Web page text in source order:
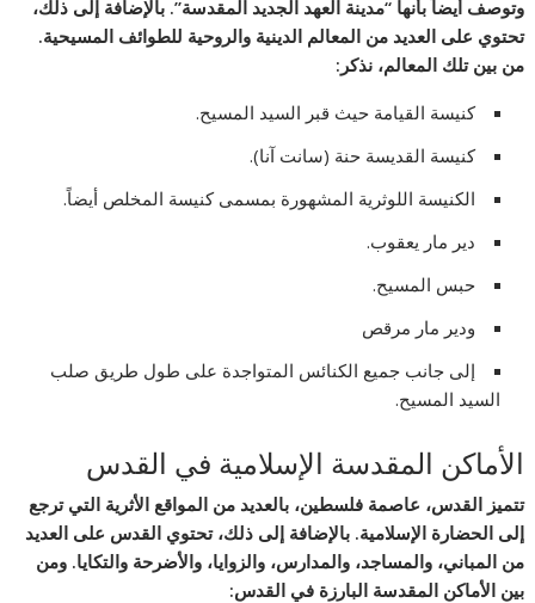
وتوصف أيضاً بأنها “مدينة العهد الجديد المقدسة”. بالإضافة إلى ذلك،
تحتوي على العديد من المعالم الدينية والروحية للطوائف المسيحية.
من بين تلك المعالم، نذكر:
كنيسة القيامة حيث قبر السيد المسيح.
كنيسة القديسة حنة (سانت آنا).
الكنيسة اللوثرية المشهورة بمسمى كنيسة المخلص أيضاً.
دير مار يعقوب.
حبس المسيح.
ودير مار مرقص
إلى جانب جميع الكنائس المتواجدة على طول طريق صلب
السيد المسيح.
الأماكن المقدسة الإسلامية في القدس
تتميز القدس، عاصمة فلسطين، بالعديد من المواقع الأثرية التي ترجع
إلى الحضارة الإسلامية. بالإضافة إلى ذلك، تحتوي القدس على العديد
من المباني، والمساجد، والمدارس، والزوايا، والأضرحة والتكايا. ومن
بين الأماكن المقدسة البارزة في القدس: